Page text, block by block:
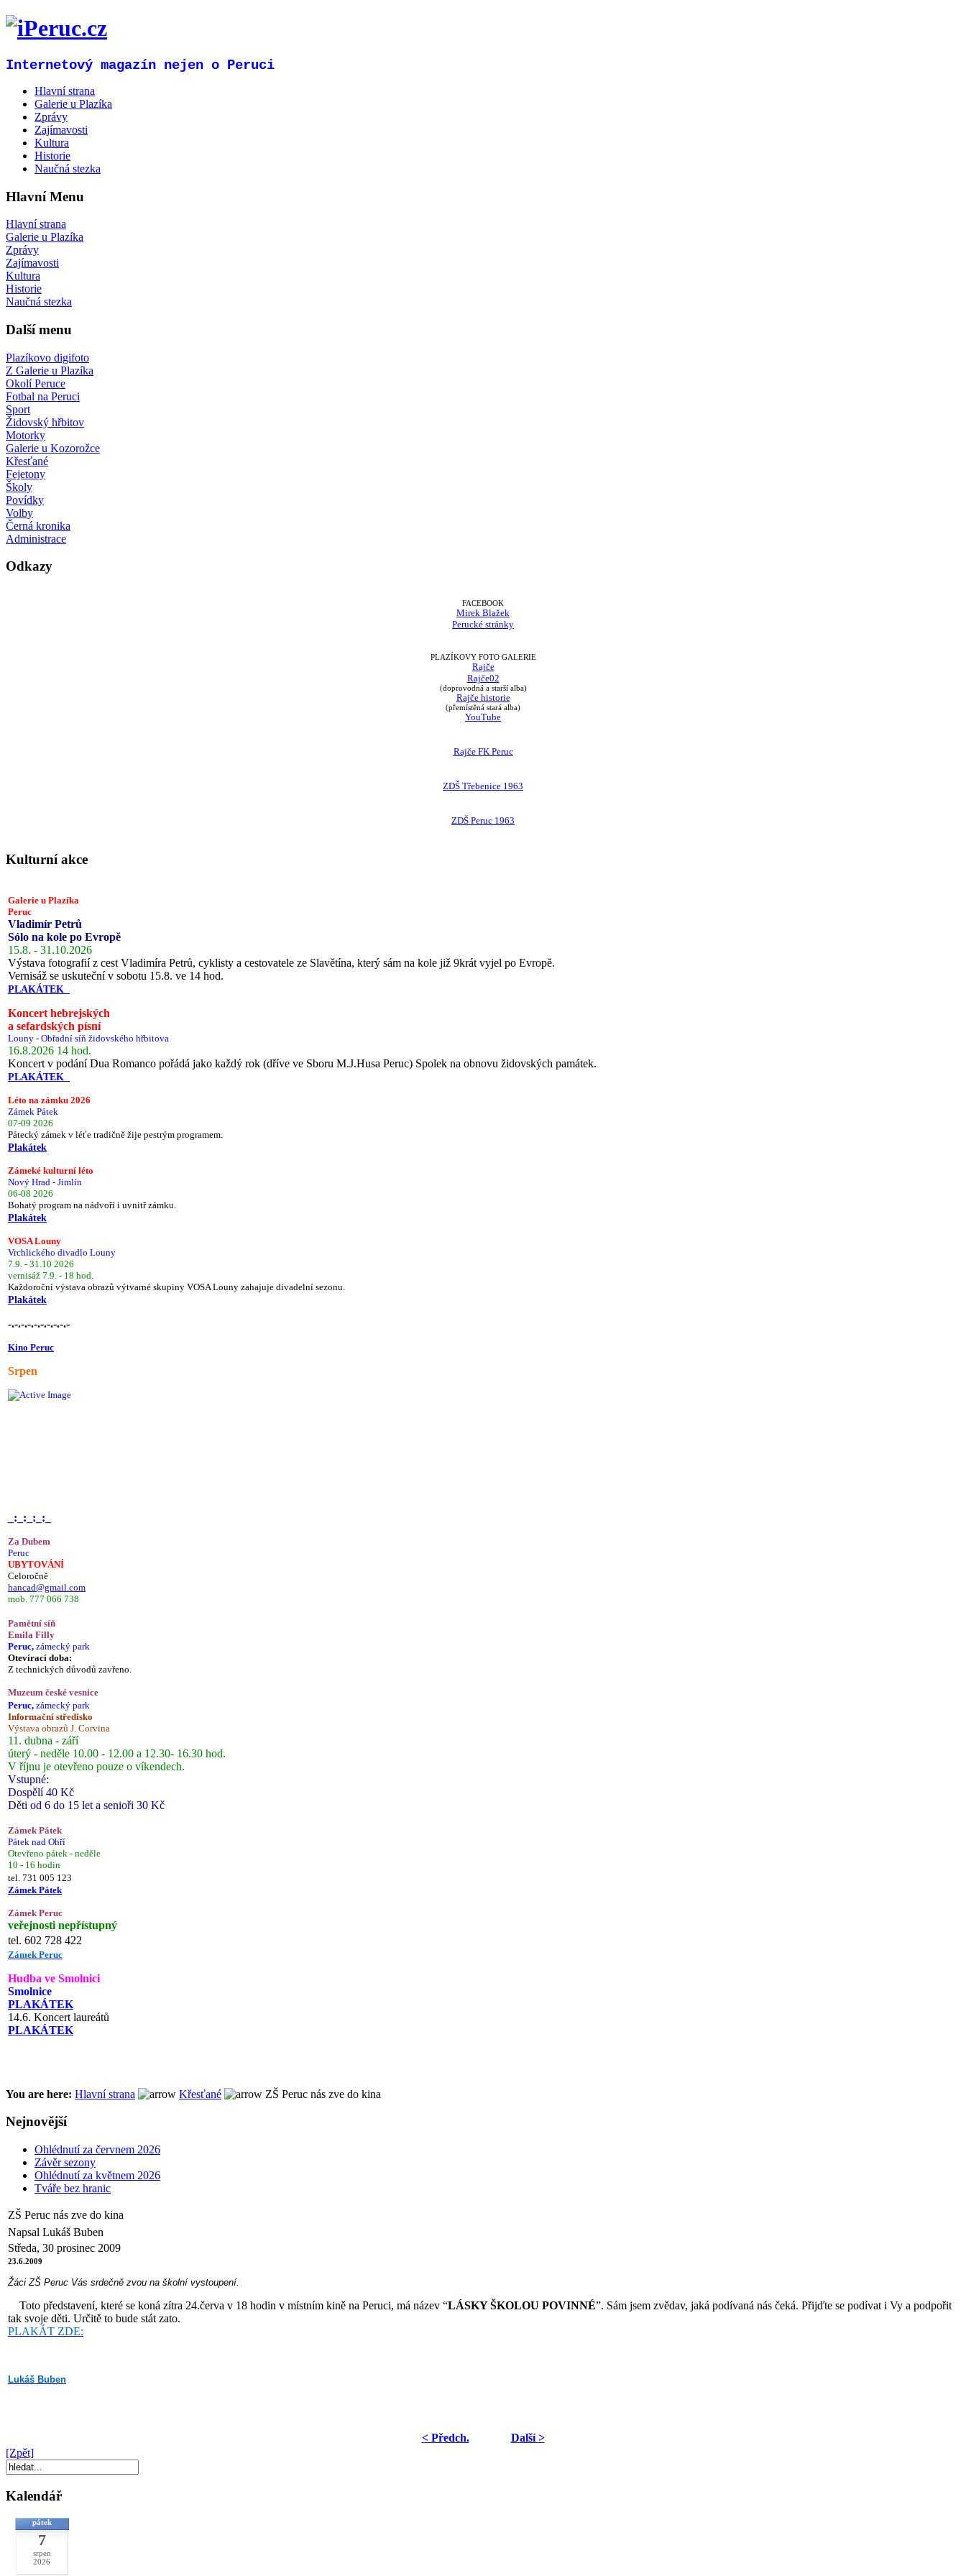
Internetový magazín nejen o Peruci
Hlavní strana
Galerie u Plazíka
Zprávy
Zajímavosti
Kultura
Historie
Naučná stezka
Hlavní Menu
Hlavní strana
Galerie u Plazíka
Zprávy
Zajímavosti
Kultura
Historie
Naučná stezka
Další menu
Plazíkovo digifoto
Z Galerie u Plazíka
Okolí Peruce
Fotbal na Peruci
Sport
Židovský hřbitov
Motorky
Galerie u Kozorožce
Křesťané
Fejetony
Školy
Povídky
Volby
Černá kronika
Administrace
Odkazy
FACEBOOK
Mirek Blažek
Perucké stránky
PLAZÍKOVY FOTO GALERIE
Rajče
Rajče02
(doprovodná a starší alba)
Rajče historie
(přemístěná stará alba)
YouTube
Rajče FK Peruc
ZDŠ Třebenice 1963
ZDŠ Peruc 1963
Kulturní akce
Galerie u Plazíka
Peruc
Vladimír Petrů
Sólo na kole po Evropě
15.8. - 31.10.2026
Výstava fotografií z cest Vladimíra Petrů, cyklisty a cestovatele ze Slavětína, který sám na kole již 9krát vyjel po Evropě.
Vernisáž se uskuteční v sobotu 15.8. ve 14 hod.
PLAKÁTEK
Koncert hebrejských
a sefardských písní
Louny - Obřadní síň židovského hřbitova
16.8.2026 14 hod.
Koncert v podání Dua Romanco pořádá jako každý rok (dříve ve Sboru M.J.Husa Peruc) Spolek na obnovu židovských památek.
PLAKÁTEK
Léto na zámku 2026
Zámek Pátek
07-09 2026
Pátecký zámek v léťe tradičně žije pestrým programem.
Plakátek
Zámeké kulturní léto
Nový Hrad - Jimlín
06-08 2026
Bohatý program na nádvoří i uvnitř zámku.
Plakátek
VOSA Louny
Vrchlického divadlo Louny
7.9. - 31.10 2026
vernisáž 7.9. - 18 hod.
Každoroční výstava obrazů výtvarné skupiny VOSA Louny zahajuje divadelní sezonu.
Plakátek
-.-.-.-.-.-.-.-.-.-
Kino Peruc
Srpen
_:_:_:_:_
Za Dubem
Peruc
UBYTOVÁNÍ
Celoročně
hancad@gmail.com
mob. 777 066 738
Pamětní síň
Emila Filly
Peruc, zámecký park
Otevírací doba:
Z technických důvodů zavřeno.
Muzeum české vesnice
Peruc, zámecký park
Informační středisko
Výstava obrazů J. Corvina
11. dubna - září
úterý - neděle 10.00 - 12.00 a 12.30- 16.30 hod.
V říjnu je otevřeno pouze o víkendech.
Vstupné:
Dospělí 40 Kč
Děti od 6 do 15 let a senioři 30 Kč
Zámek Pátek
Pátek nad Ohří
Otevřeno pátek - neděle
10 - 16 hodin
tel. 731 005 123
Zámek Pátek
Zámek Peruc
veřejnosti nepřístupný
tel. 602 728 422
Zámek Peruc
Hudba ve Smolnici
Smolnice
PLAKÁTEK
14.6. Koncert laureátů
PLAKÁTEK
You are here: Hlavní strana Křesťané ZŠ Peruc nás zve do kina
Nejnovější
Ohlédnutí za červnem 2026
Závěr sezony
Ohlédnutí za květnem 2026
Tváře bez hranic
ZŠ Peruc nás zve do kina
Napsal Lukáš Buben
Středa, 30 prosinec 2009
23.6.2009
Žáci ZŠ Peruc Vás srdečně zvou na školní vystoupení.
Toto představení, které se koná zítra 24.červa v 18 hodin v místním kině na Peruci, má název “LÁSKY ŠKOLOU POVINNÉ”. Sám jsem zvědav, jaká podívaná nás čeká. Přijďte se podívat i Vy a podpořit
tak svoje děti. Určitě to bude stát zato.
PLAKÁT ZDE:
Lukáš Buben
< Předch.
Další >
[Zpět]
Kalendář
pátek
7
srpen
2026